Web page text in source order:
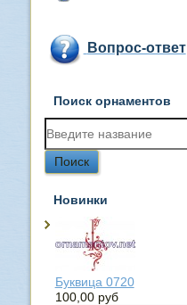
Вопрос-ответ
Поиск орнаментов
Новинки
Буквица 0720
100,00 руб